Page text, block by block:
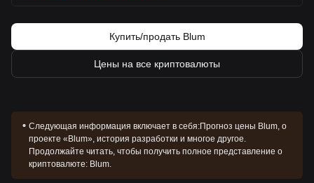
надежной.
Купить/продать Blum
Цены на все криптовалюты
Следующая информация включает в себя:Прогноз цены Blum, о
проекте «Blum», история разработки и многое другое.
Продолжайте читать, чтобы получить полное представление о
криптовалюте: Blum.